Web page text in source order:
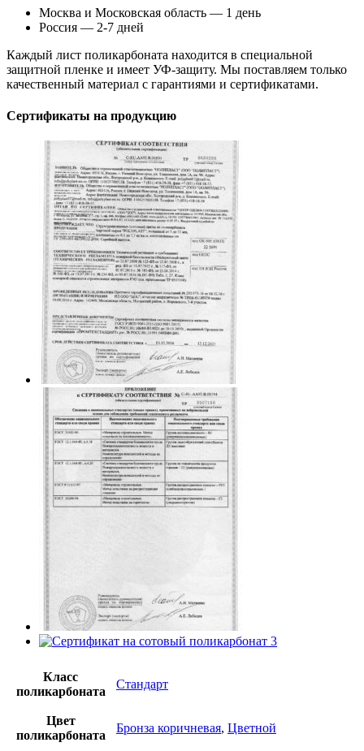
Москва и Московская область — 1 день
Россия — 2-7 дней
Каждый лист поликарбоната находится в специальной
защитной пленке и имеет УФ-защиту. Мы поставляем только
качественный материал с гарантиями и сертификатами.
Сертификаты на продукцию
Класс
поликарбоната
Стандарт
Цвет
поликарбоната
Бронза коричневая, Цветной